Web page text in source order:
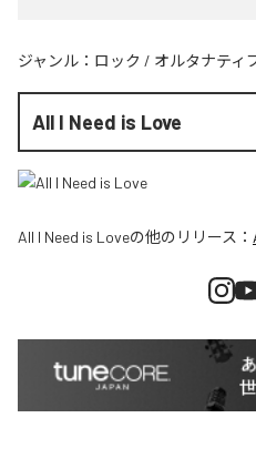
ジャンル： ロック / オルタナティ
All I Need is Love
All I Need is Loveの他のリリース：